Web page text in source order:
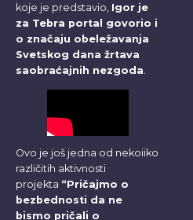
koje je predstavio, Igor je
za Tebra portal govorio i
o značaju obeležavanja
Svetskog dana žrtava
saobraćajnih nezgoda
Ovo je još jedna od nekoiiko
različitih aktivnosti
projekta “Pričajmo o
bezbednosti da ne
bismo pričali o